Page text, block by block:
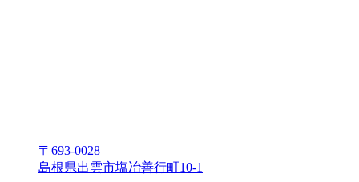
〒693-0028
島根県出雲市塩冶善⾏町10-1